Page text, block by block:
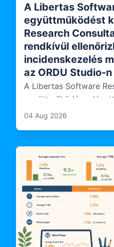
A Libertas
együttműködést
Research
rendkívül
incidenskezelés
az ORDU Studio-
A Libertas Software
együttműködésre
Research Consultancy
platformjának
és üzemeltetésébe.
04 Aug 2026